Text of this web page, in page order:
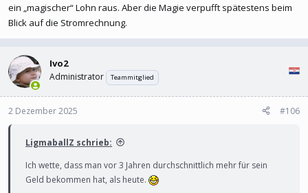
ein „magischer“ Lohn raus. Aber die Magie verpufft spätestens beim
Blick auf die Stromrechnung.
Ivo2
Administrator Teammitglied
2 Dezember 2025 #106
LigmaballZ schrieb:
Ich wette, dass man vor 3 Jahren durchschnittlich mehr für sein
Geld bekommen hat, als heute.